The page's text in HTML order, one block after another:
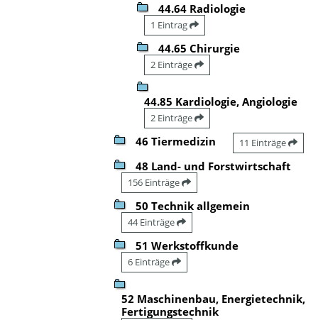
44.64 Radiologie
1 Eintrag
44.65 Chirurgie
2 Einträge
44.85 Kardiologie, Angiologie
2 Einträge
46 Tiermedizin 11 Einträge
48 Land- und Forstwirtschaft
156 Einträge
50 Technik allgemein
44 Einträge
51 Werkstoffkunde
6 Einträge
52 Maschinenbau, Energietechnik,
Fertigungstechnik